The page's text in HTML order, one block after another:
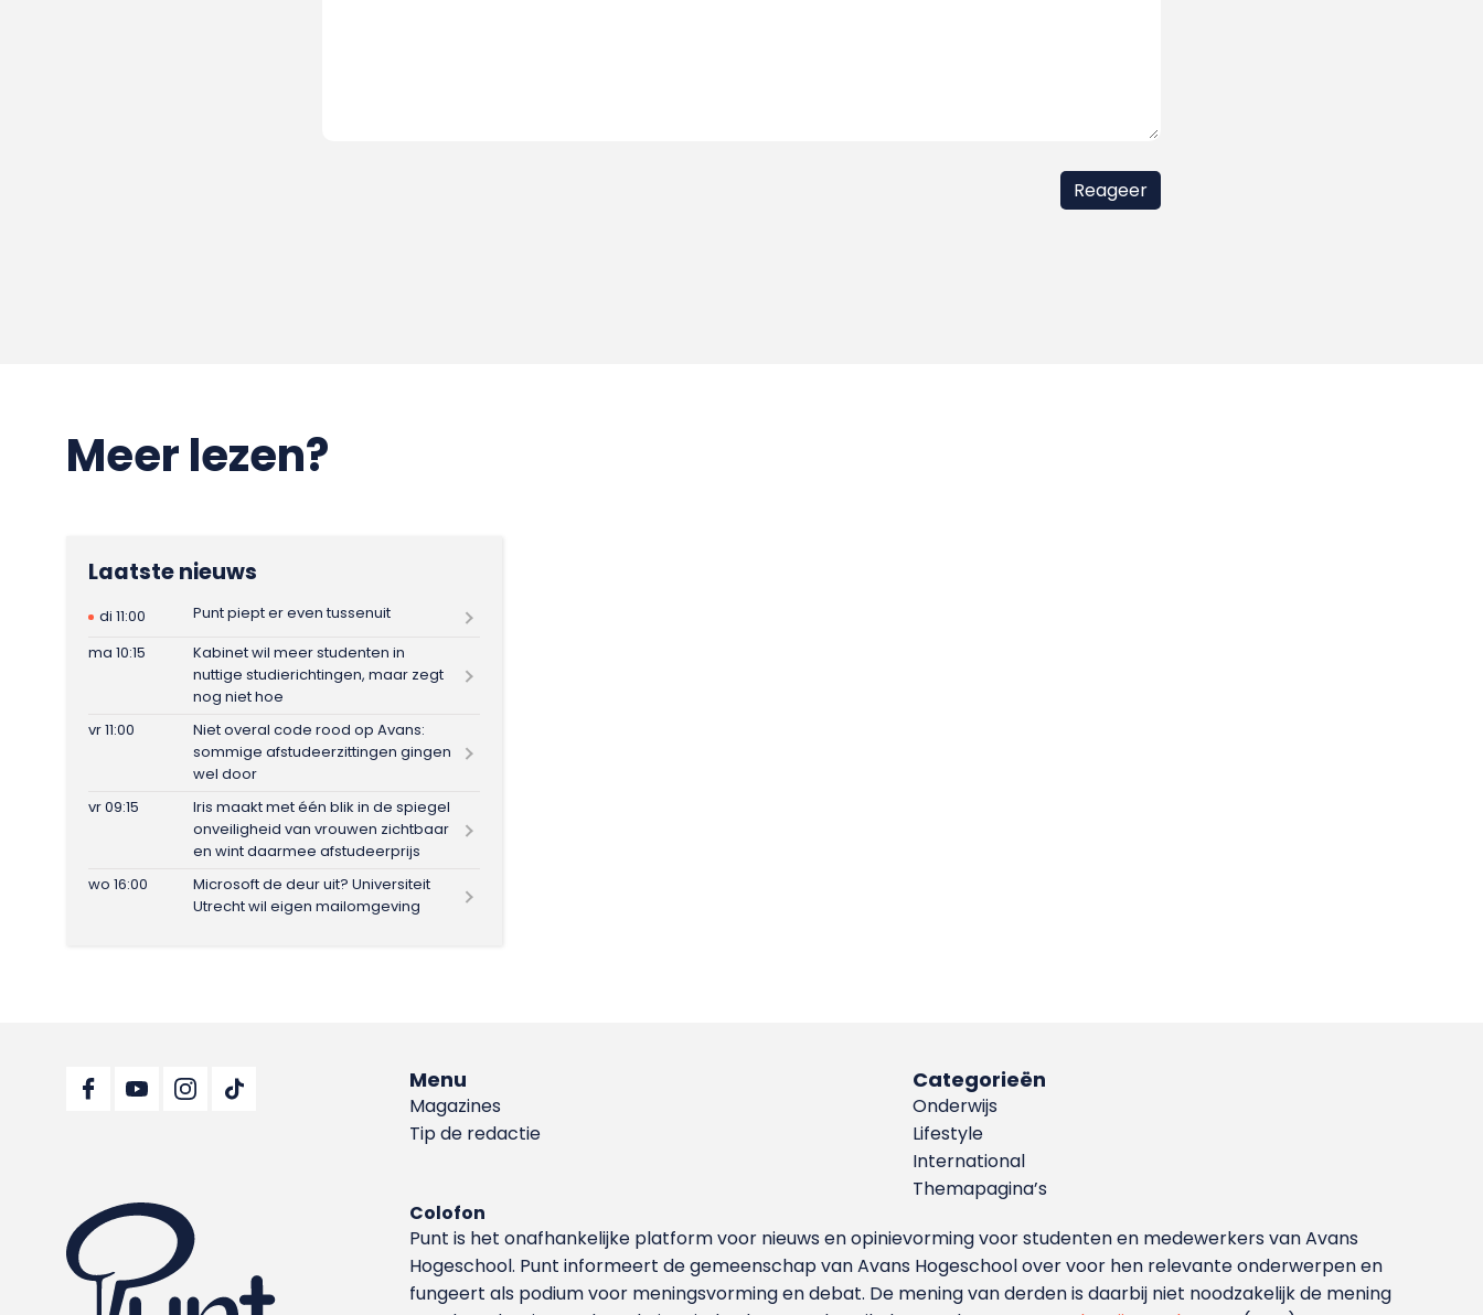
Meer lezen?
Laatste nieuws
di 11:00
Punt piept er even tussenuit
ma 10:15
Kabinet wil meer studenten in
nuttige studierichtingen, maar zegt
nog niet hoe
vr 11:00
Niet overal code rood op Avans:
sommige afstudeerzittingen gingen
wel door
vr 09:15
Iris maakt met één blik in de spiegel
onveiligheid van vrouwen zichtbaar
en wint daarmee afstudeerprijs
wo 16:00
Microsoft de deur uit? Universiteit
Utrecht wil eigen mailomgeving
Menu
Magazines
Tip de redactie
Categorieën
Onderwijs
Lifestyle
International
Themapagina’s
Colofon
Punt is het onafhankelijke platform voor nieuws en opinievorming voor studenten en medewerkers van Avans
Hoge­school. Punt informeert de gemeenschap van Avans Hogeschool over voor hen relevante onderwerpen en
fungeert als podium voor meningsvorming en debat. De mening van derden is daarbij niet noodzakelijk de mening